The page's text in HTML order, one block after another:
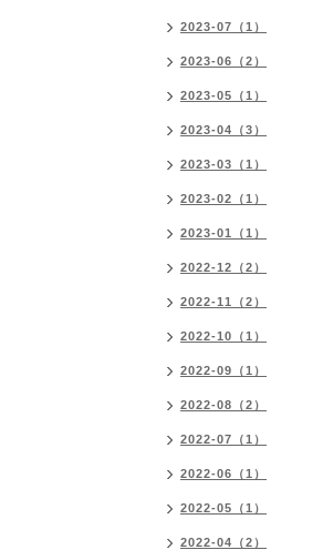
2023-07（1）
2023-06（2）
2023-05（1）
2023-04（3）
2023-03（1）
2023-02（1）
2023-01（1）
2022-12（2）
2022-11（2）
2022-10（1）
2022-09（1）
2022-08（2）
2022-07（1）
2022-06（1）
2022-05（1）
2022-04（2）